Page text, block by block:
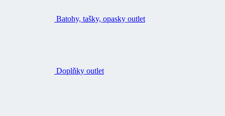
Batohy, tašky, opasky outlet
Doplňky outlet